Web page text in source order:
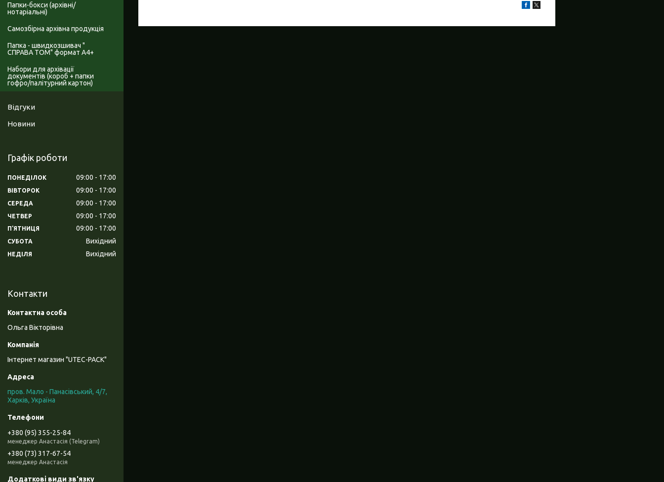
Папки-бокси (архівні/
нотаріальні)
Самозбірна архівна продукція
Папка - швидкозшивач "
СПРАВА ТОМ" формат А4+
Набори для архівації
документів (короб + папки
гофро/палітурний картон)
Відгуки
Новини
Графік роботи
ПОНЕДІЛОК 09:00 17:00
ВІВТОРОК 09:00 17:00
СЕРЕДА 09:00 17:00
ЧЕТВЕР 09:00 17:00
ПʼЯТНИЦЯ 09:00 17:00
СУБОТА Вихідний
НЕДІЛЯ Вихідний
Контакти
Ольга Вікторівна
Інтернет магазин "UTEC-PACK"
пров. Мало - Панасівський, 4/7,
Харків, Україна
+380 (95) 355-25-84
менеджер Анастасія (Telegram)
+380 (73) 317-67-54
менеджер Анастасія